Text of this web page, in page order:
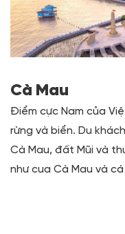
Cà Mau
Điểm cực Nam của
rừng và biển. Du
Cà Mau, đất Mũi và
như cua Cà Mau và